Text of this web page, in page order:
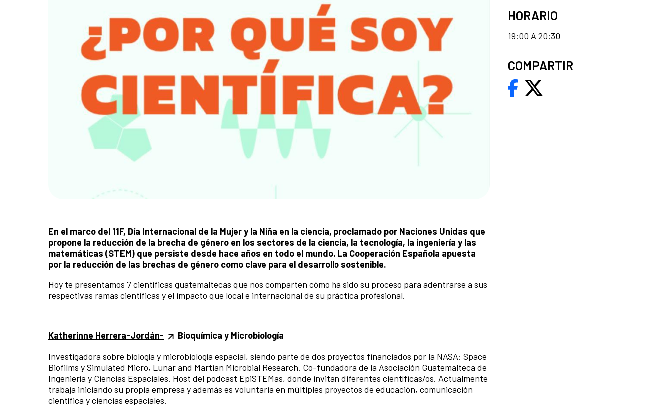
En el marco del 11F, Día Internacional de la Mujer y la Niña en la ciencia, proclamado por Naciones Unidas que
propone la reducción de la brecha de género en los sectores de la ciencia, la tecnología, la ingeniería y las
matemáticas (STEM) que persiste desde hace años en todo el mundo. La Cooperación Española apuesta
por la reducción de las brechas de género como clave para el desarrollo sostenible.
Hoy te presentamos 7 científicas guatemaltecas que nos comparten cómo ha sido su proceso para adentrarse a sus
respectivas ramas científicas y el impacto que local e internacional de su práctica profesional.
Katherinne Herrera-Jordán-
Bioquímica y Microbiología
Investigadora sobre biología y microbiología espacial, siendo parte de dos proyectos financiados por la NASA: Space
Biofilms y Simulated Micro, Lunar and Martian Microbial Research. Co-fundadora de la Asociación Guatemalteca de
Ingeniería y Ciencias Espaciales. Host del podcast EpiSTEMas, donde invitan diferentes científicas/os. Actualmente
trabaja iniciando su propia empresa y además es voluntaria en múltiples proyectos de educación, comunicación
científica y ciencias espaciales.
HORARIO
19:00 A 20:30
COMPARTIR